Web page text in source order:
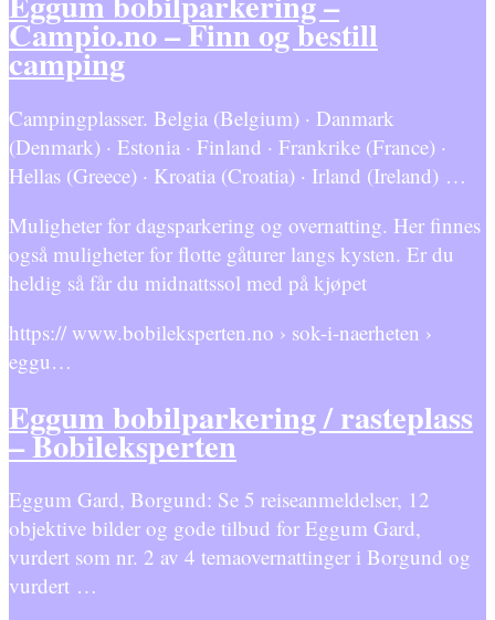
Campio.no – Finn og bestill
camping
Campingplasser. Belgia (Belgium) · Danmark
(Denmark) · Estonia · Finland · Frankrike (France) ·
Hellas (Greece) · Kroatia (Croatia) · Irland (Ireland) …
Muligheter for dagsparkering og overnatting. Her finnes
også muligheter for flotte gåturer langs kysten. Er du
heldig så får du midnattssol med på kjøpet
https:// www.bobileksperten.no › sok-i-naerheten ›
eggu…
Eggum bobilparkering / rasteplass
– Bobileksperten
Eggum Gard, Borgund: Se 5 reiseanmeldelser, 12
objektive bilder og gode tilbud for Eggum Gard,
vurdert som nr. 2 av 4 temaovernattinger i Borgund og
vurdert …